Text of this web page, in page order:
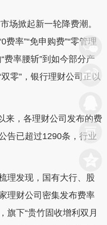
掀起新一轮降费潮。
率”“免申购费”“零管理
费率腰斩”到如今部分产
零”，银行理财公司正以
，各理财公司发布的费
告已超过1290条，行业
发现，国有大行、股
理财公司密集发布费率
旗下“贵竹固收增利双月